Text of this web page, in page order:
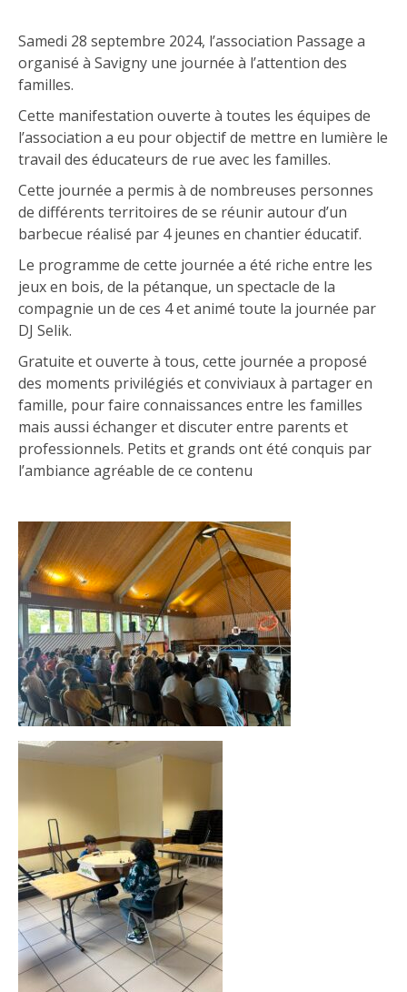
Samedi 28 septembre 2024, l’association Passage a
organisé à Savigny une journée à l’attention des
familles.
Cette manifestation ouverte à toutes les équipes de
l’association a eu pour objectif de mettre en lumière le
travail des éducateurs de rue avec les familles.
Cette journée a permis à de nombreuses personnes
de différents territoires de se réunir autour d’un
barbecue réalisé par 4 jeunes en chantier éducatif.
Le programme de cette journée a été riche entre les
jeux en bois, de la pétanque, un spectacle de la
compagnie un de ces 4 et animé toute la journée par
DJ Selik.
Gratuite et ouverte à tous, cette journée a proposé
des moments privilégiés et conviviaux à partager en
famille, pour faire connaissances entre les familles
mais aussi échanger et discuter entre parents et
professionnels. Petits et grands ont été conquis par
l’ambiance agréable de ce contenu